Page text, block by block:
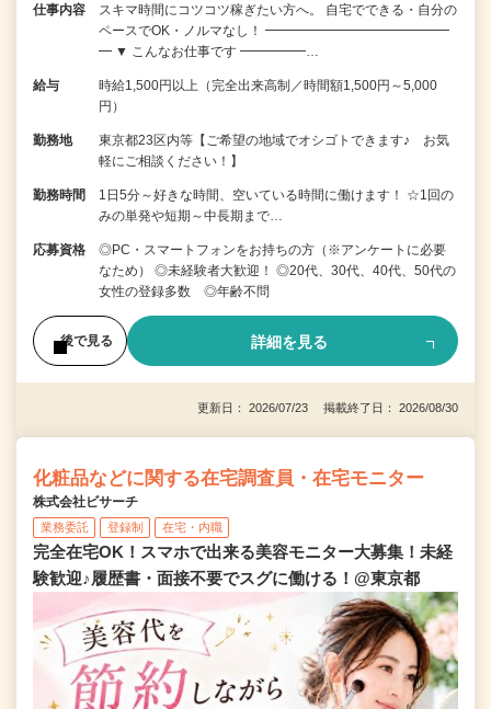
仕事内容
スキマ時間にコツコツ稼ぎたい方へ。 自宅でできる・自分の
ペースでOK・ノルマなし！ ━━━━━━━━━━━━━━
━ ▼ こんなお仕事です ━━━━━…
給与
時給1,500円以上（完全出来高制／時間額1,500円～5,000
円）
勤務地
東京都23区内等【ご希望の地域でオシゴトできます♪ お気
軽にご相談ください！】
勤務時間
1日5分～好きな時間、空いている時間に働けます！ ☆1回の
みの単発や短期～中長期まで…
応募資格
◎PC・スマートフォンをお持ちの方（※アンケートに必要
なため） ◎未経験者大歓迎！ ◎20代、30代、40代、50代の
女性の登録多数 ◎年齢不問
後で見る 詳細を見る
更新日： 2026/07/23 掲載終了日： 2026/08/30
化粧品などに関する在宅調査員・在宅モニター
株式会社ビサーチ
業務委託 登録制 在宅・内職
完全在宅OK！スマホで出来る美容モニター大募集！未経
験歓迎♪履歴書・面接不要でスグに働ける！@東京都